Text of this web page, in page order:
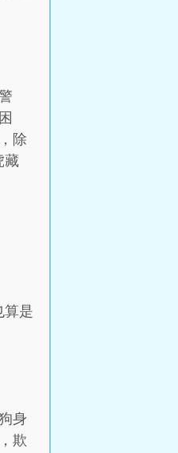
除
藏
算是
身
欺